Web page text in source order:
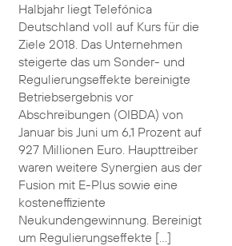
Halbjahr liegt Telefónica
Deutschland voll auf Kurs für die
Ziele 2018. Das Unternehmen
steigerte das um Sonder- und
Regulierungseffekte bereinigte
Betriebsergebnis vor
Abschreibungen (OIBDA) von
Januar bis Juni um 6,1 Prozent auf
927 Millionen Euro. Haupttreiber
waren weitere Synergien aus der
Fusion mit E-Plus sowie eine
kosteneffiziente
Neukundengewinnung. Bereinigt
um Regulierungseffekte […]